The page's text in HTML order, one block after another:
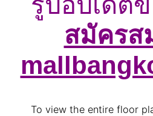
สมัครส
To view the entire floor